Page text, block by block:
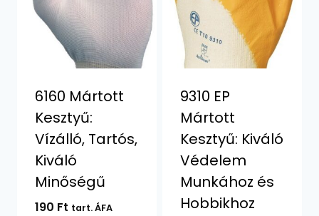
6160 Mártott
Kesztyű:
Vízálló, Tartós,
Kiváló
Minőségű
190 Ft tart. ÁFA
9310 EP
Mártott
Kesztyű: Kiváló
Védelem
Munkához és
Hobbikhoz